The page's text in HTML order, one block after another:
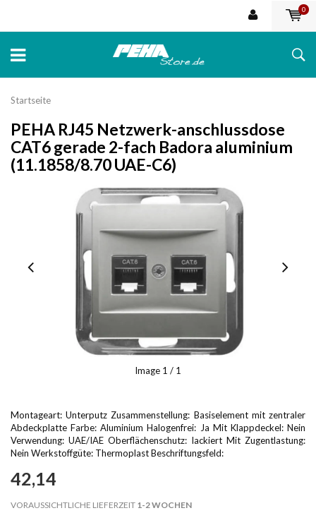
0
Startseite
PEHA RJ45 Netzwerk-anschlussdose
CAT6 gerade 2-fach Badora aluminium
(11.1858/8.70 UAE-C6)
Image 1 / 1
Montageart: Unterputz Zusammenstellung: Basiselement mit zentraler
Abdeckplatte Farbe: Aluminium Halogenfrei: Ja Mit Klappdeckel: Nein
Verwendung: UAE/IAE Oberflächenschutz: lackiert Mit Zugentlastung:
Nein Werkstoffgüte: Thermoplast Beschriftungsfeld:
42,14
VORAUSSICHTLICHE LIEFERZEIT 1-2 WOCHEN